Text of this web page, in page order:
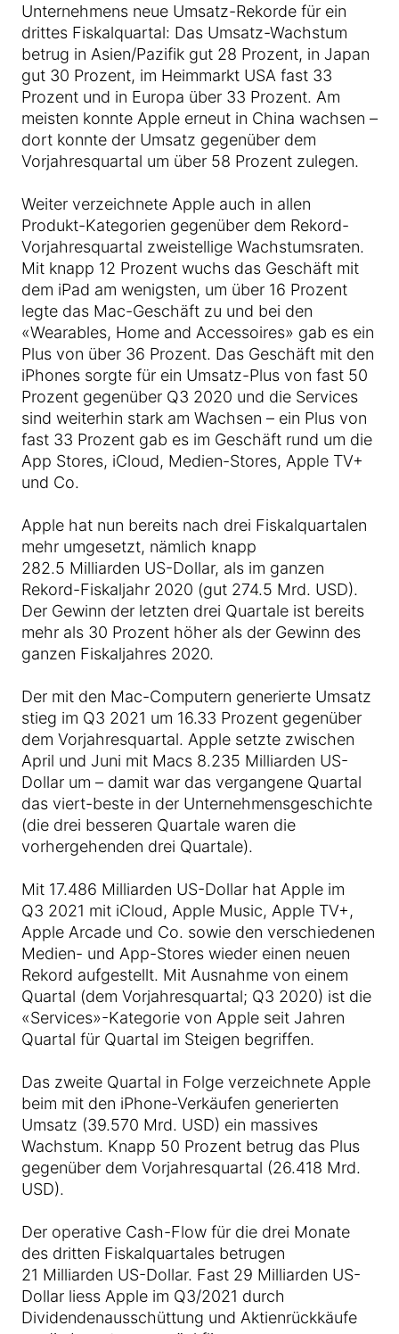
Unternehmens neue Umsatz-Rekorde für ein
drittes Fiskalquartal: Das Umsatz-Wachstum
betrug in Asien/Pazifik gut 28 Prozent, in Japan
gut 30 Prozent, im Heimmarkt USA fast 33
Prozent und in Europa über 33 Prozent. Am
meisten konnte Apple erneut in China wachsen –
dort konnte der Umsatz gegenüber dem
Vorjahresquartal um über 58 Prozent zulegen.
Weiter verzeichnete Apple auch in allen
Produkt-Kategorien gegenüber dem Rekord-
Vorjahresquartal zweistellige Wachstumsraten.
Mit knapp 12 Prozent wuchs das Geschäft mit
dem iPad am wenigsten, um über 16 Prozent
legte das Mac-Geschäft zu und bei den
«Wearables, Home and Accessoires» gab es ein
Plus von über 36 Prozent. Das Geschäft mit den
iPhones sorgte für ein Umsatz-Plus von fast 50
Prozent gegenüber Q3 2020 und die Services
sind weiterhin stark am Wachsen – ein Plus von
fast 33 Prozent gab es im Geschäft rund um die
App Stores, iCloud, Medien-Stores, Apple TV+
und Co.
Apple hat nun bereits nach drei Fiskalquartalen
mehr umgesetzt, nämlich knapp
282.5 Milliarden US-Dollar, als im ganzen
Rekord-Fiskaljahr 2020 (gut 274.5 Mrd. USD).
Der Gewinn der letzten drei Quartale ist bereits
mehr als 30 Prozent höher als der Gewinn des
ganzen Fiskaljahres 2020.
Der mit den Mac-Computern generierte Umsatz
stieg im Q3 2021 um 16.33 Prozent gegenüber
dem Vorjahresquartal. Apple setzte zwischen
April und Juni mit Macs 8.235 Milliarden US-
Dollar um – damit war das vergangene Quartal
das viert-beste in der Unternehmensgeschichte
(die drei besseren Quartale waren die
vorhergehenden drei Quartale).
Mit 17.486 Milliarden US-Dollar hat Apple im
Q3 2021 mit iCloud, Apple Music, Apple TV+,
Apple Arcade und Co. sowie den verschiedenen
Medien- und App-Stores wieder einen neuen
Rekord aufgestellt. Mit Ausnahme von einem
Quartal (dem Vorjahresquartal; Q3 2020) ist die
«Services»-Kategorie von Apple seit Jahren
Quartal für Quartal im Steigen begriffen.
Das zweite Quartal in Folge verzeichnete Apple
beim mit den iPhone-Verkäufen generierten
Umsatz (39.570 Mrd. USD) ein massives
Wachstum. Knapp 50 Prozent betrug das Plus
gegenüber dem Vorjahresquartal (26.418 Mrd.
USD).
Der operative Cash-Flow für die drei Monate
des dritten Fiskalquartales betrugen
21 Milliarden US-Dollar. Fast 29 Milliarden US-
Dollar liess Apple im Q3/2021 durch
Dividendenausschüttung und Aktienrückkäufe